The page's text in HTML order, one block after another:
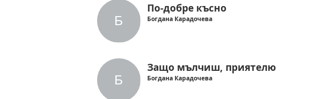
По-добре късно
Богдана Карадочева
Защо мълчиш, приятелю
Богдана Карадочева